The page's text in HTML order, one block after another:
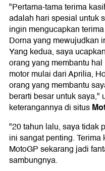
"Pertama-tama terima
adalah hari spesial untuk
ingin mengucapkan
Dorna yang mewujudkan
Yang kedua, saya
orang yang membantu
motor mulai dari Aprilia,
orang yang membantu
berarti besar untuk saya,"
keterangannya di situs
"20 tahun lalu, saya tidak
ini sangat penting.
MotoGP sekarang jadi
sambungnya.